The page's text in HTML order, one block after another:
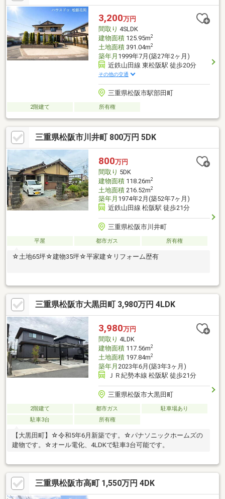
3,200万円
間取り 4SLDK
建物面積125.95m2
土地面積391.04m2
築年月 1999年7月(築27年2ヶ月)
近鉄山田線 東松阪駅 徒歩20分
その他の交通
三重県松阪市駅部田町
2階建て 所有権
三重県松阪市川井町 800万円 5DK
800万円
間取り 5DK
建物面積118.26m2
土地面積216.52m2
築年月 1974年2月(築52年7ヶ月)
近鉄山田線 松阪駅 徒歩21分
三重県松阪市川井町
平屋 都市ガス 所有権
☆土地65坪☆建物35坪☆平家建☆リフォーム歴有
三重県松阪市大黒田町 3,980万円 4LDK
3,980万円
間取り 4LDK
建物面積117.56m2
土地面積197.84m2
築年月 2023年6月(築3年3ヶ月)
ＪＲ紀勢本線 松阪駅 徒歩21分
三重県松阪市大黒田町
2階建て 都市ガス
駐車場あり
駐車3台
所有権
【大黒田町】☆令和5年6月新築です。☆パナソニックホームズの
建物です。☆オール電化、4LDKで駐車3台可能です。
三重県松阪市高町 1,550万円 4DK